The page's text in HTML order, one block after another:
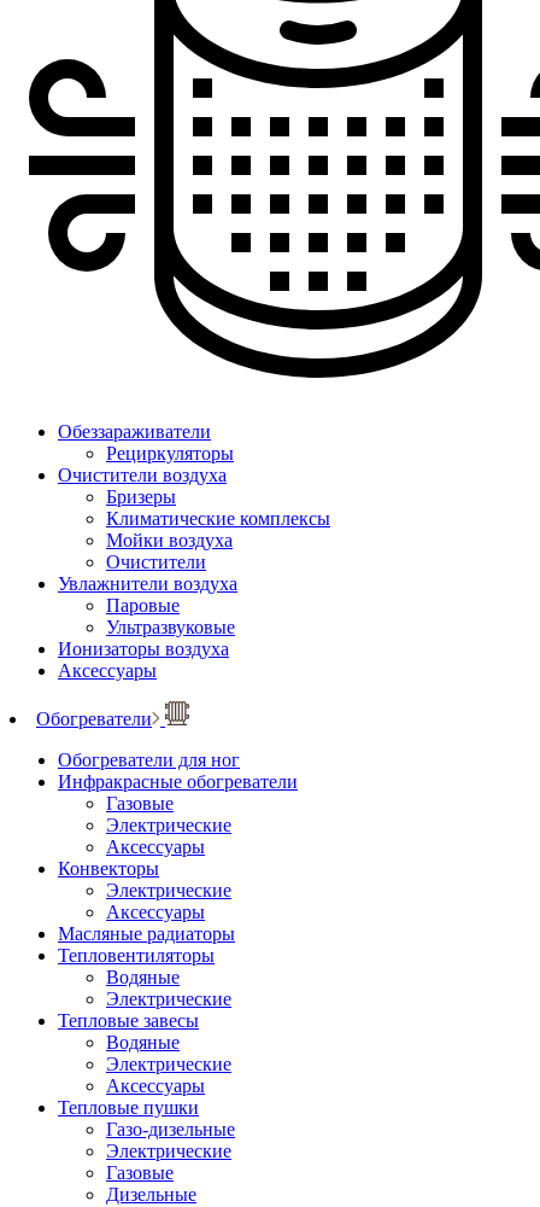
Обеззараживатели
Рециркуляторы
Очистители воздуха
Бризеры
Климатические комплексы
Мойки воздуха
Очистители
Увлажнители воздуха
Паровые
Ультразвуковые
Ионизаторы воздуха
Аксессуары
Обогреватели
Обогреватели для ног
Инфракрасные обогреватели
Газовые
Электрические
Аксессуары
Конвекторы
Электрические
Аксессуары
Масляные радиаторы
Тепловентиляторы
Водяные
Электрические
Тепловые завесы
Водяные
Электрические
Аксессуары
Тепловые пушки
Газо-дизельные
Электрические
Газовые
Дизельные